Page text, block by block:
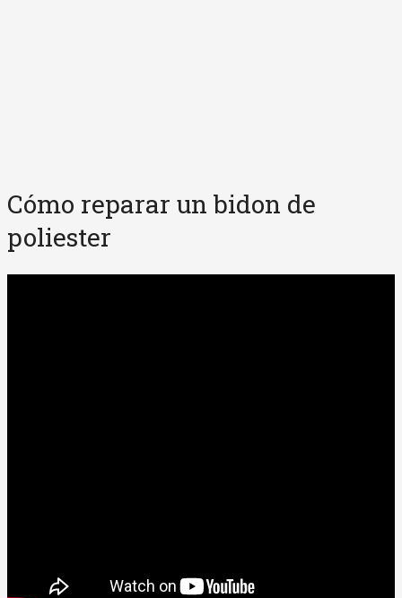
Cómo reparar un bidon de
poliester